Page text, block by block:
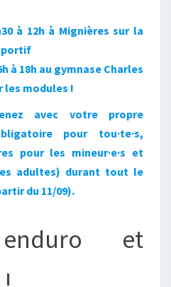
à 12h à Mignières sur la
à 18h au gymnase Charles
les modules !
avec votre propre
pour tou·te·s,
pour les mineur·e·s et
adultes) durant tout le
du 11/09).
et